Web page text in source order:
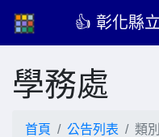
👍 彰化縣
學務處
首頁 公告列表 類